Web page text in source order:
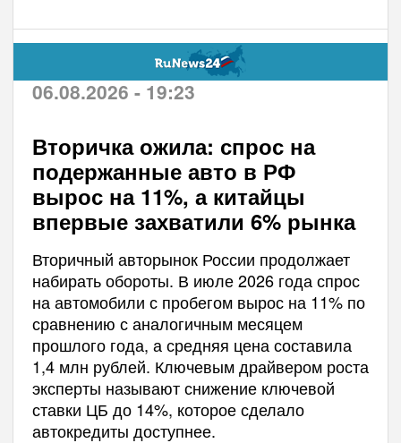
06.08.2026 - 19:23
Вторичка ожила: спрос на
подержанные авто в РФ
вырос на 11%, а китайцы
впервые захватили 6% рынка
Вторичный авторынок России продолжает
набирать обороты. В июле 2026 года спрос
на автомобили с пробегом вырос на 11% по
сравнению с аналогичным месяцем
прошлого года, а средняя цена составила
1,4 млн рублей. Ключевым драйвером роста
эксперты называют снижение ключевой
ставки ЦБ до 14%, которое сделало
автокредиты доступнее.